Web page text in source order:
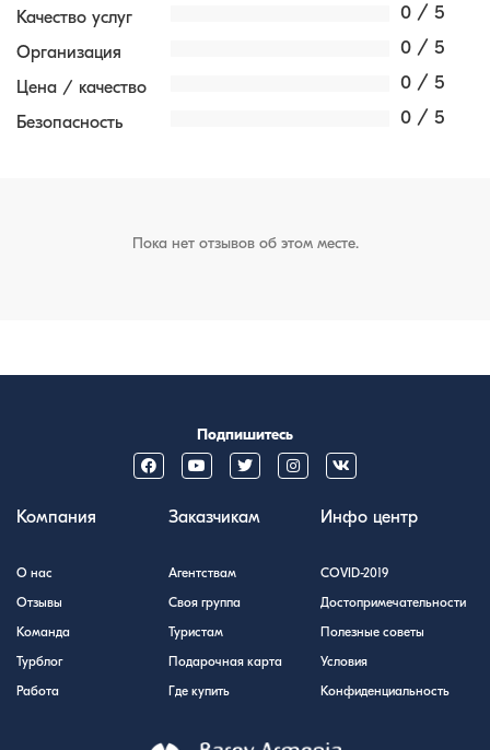
Качество услуг 0 / 5
Организация 0 / 5
Цена / качество 0 / 5
Безопасность 0 / 5
Пока нет отзывов об этом месте.
Подпишитесь
Компания
О нас
Отзывы
Команда
Турблог
Работа
Заказчикам
Агентствам
Своя группа
Туристам
Подарочная карта
Где купить
Инфо центр
COVID-2019
Достопримечательности
Полезные советы
Условия
Конфиденциальность